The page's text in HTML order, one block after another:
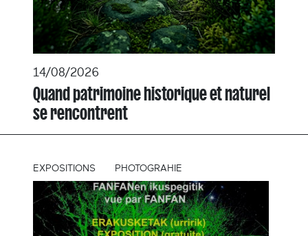
14/08/2026
Quand patrimoine historique et naturel
se rencontrent
EXPOSITIONS PHOTOGRAHIE